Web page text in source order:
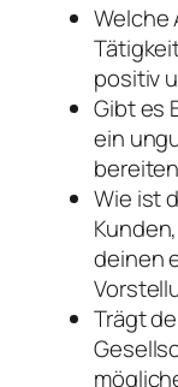
Welche
positiv
Gibt es
ein
Wie ist
deinen
Trägt